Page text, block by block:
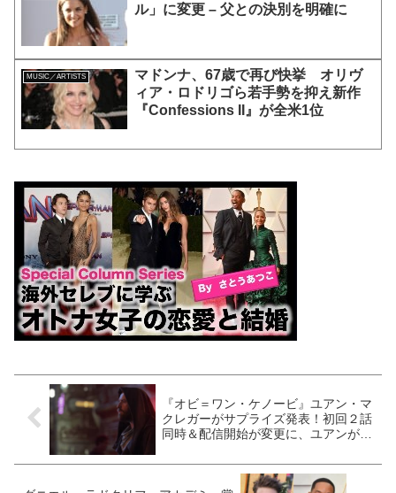
ル」に変更 – 父との決別を明確に
MUSIC／ARTISTS
マドンナ、67歳で再び快挙 オリヴ
ィア・ロドリゴら若手勢を抑え新作
『Confessions II』が全米1位
『オビ＝ワン・ケノービ』ユアン・マ
クレガーがサプライズ発表！初回２話
同時＆配信開始が変更に、ユアンが世
［動画あり］